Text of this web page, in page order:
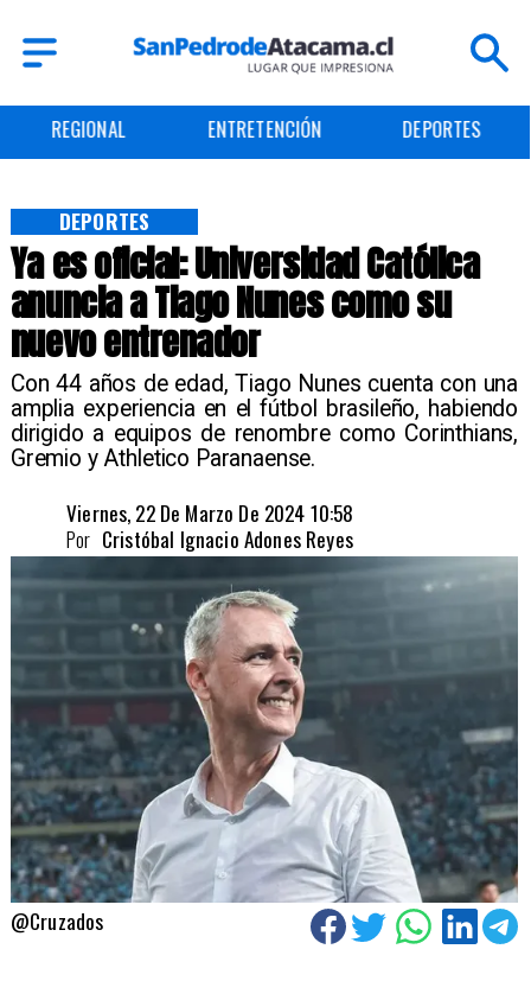
ENTRETENCIÓN DEPORTES CULTURA
Ya es oficial: Universidad Católica
anuncia a Tiago Nunes como su
nuevo entrenador
Con 44 años de edad, Tiago Nunes cuenta con una
amplia experiencia en el fútbol brasileño, habiendo
dirigido a equipos de renombre como Corinthians,
Gremio y Athletico Paranaense.
DEPORTES
Viernes, 22 De Marzo De 2024 10:58
Cristóbal Ignacio Adones Reyes
Por
@Cruzados